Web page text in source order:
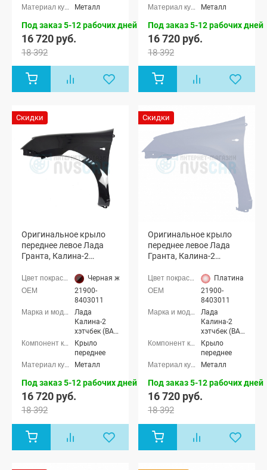
(ВАЗ 2194),
Лада
Калина-2
Кросс
2190), Лада
Металл
Под заказ 5-12 рабочих дней
16 720 руб.
18 392
(ВАЗ 2194),
Лада
Калина-2
Кросс
2190), Лада
Металл
Под заказ 5-12 рабочих дней
16 720 руб.
18 392
Скидки
Оригинальное крыло
переднее левое Лада
Гранта, Калина-2
676)
Черная жемчужина (676 черный металлик)
21900-
8403011
Лада
Калина-2
хэтчбек (ВАЗ
2192), Лада
Калина-2
универсал
(ВАЗ 2194),
Лада
Калина-2
Кросс
2190), Лада
Крыло
переднее
Металл
Под заказ 5-12 рабочих дней
16 720 руб.
18 392
Скидки
Оригинальное крыло
переднее левое Лада
Гранта, Калина-2
Платина (691
21900-
8403011
Лада
Калина-2
хэтчбек (ВАЗ
2192), Лада
Калина-2
универсал
(ВАЗ 2194),
Лада
Калина-2
Кросс
2190), Лада
Крыло
переднее
Металл
Под заказ 5-12 рабочих дней
16 720 руб.
18 392